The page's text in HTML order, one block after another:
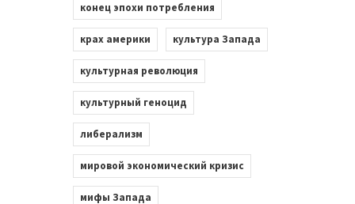
конец эпохи потребления
крах америки культура Запада
культурная революция
культурный геноцид
либерализм
мировой экономический кризис
мифы Запада